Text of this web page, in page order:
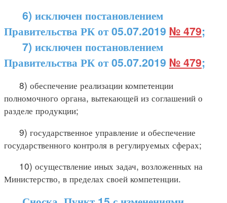
6) исключен постановлением
Правительства РК от 05.07.2019 № 479;
7) исключен постановлением
Правительства РК от 05.07.2019 № 479;
8) обеспечение реализации компетенции
полномочного органа, вытекающей из соглашений о
разделе продукции;
9) государственное управление и обеспечение
государственного контроля в регулируемых сферах;
10) осуществление иных задач, возложенных на
Министерство, в пределах своей компетенции.